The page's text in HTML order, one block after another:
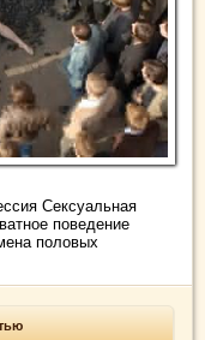
Сексуальная
поведение
половых